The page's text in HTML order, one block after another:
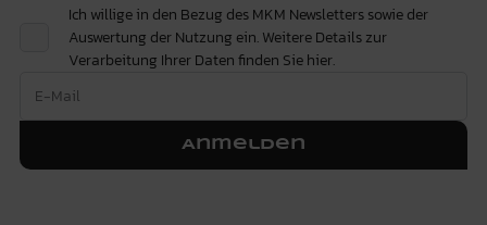
Ich willige in den Bezug des MKM Newsletters sowie der
Auswertung der Nutzung ein. Weitere Details zur
Verarbeitung Ihrer Daten finden Siehier.
Anmelden